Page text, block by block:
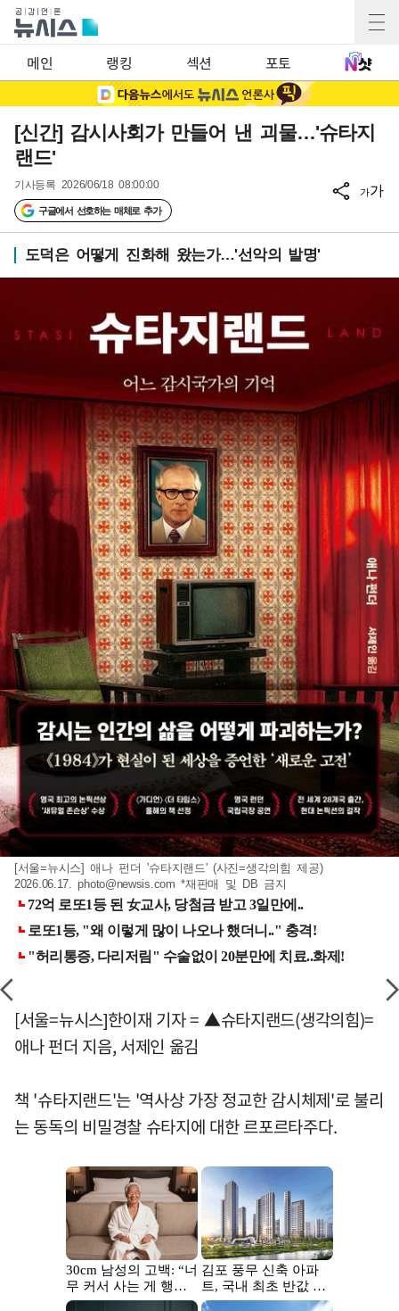
메인 랭킹 섹션 포토
[신간] 감시사회가 만들어 낸 괴물…'슈타지
랜드'
기사등록 2026/06/18 08:00:00
구글에서 선호하는 매체로 추가
가가
도덕은 어떻게 진화해 왔는가…'선악의 발명'
[서울=뉴시스] 애나 펀더 '슈타지랜드' (사진=생각의힘 제공)
2026.06.17.photo@newsis.com *재판매 및 DB 금지
[서울=뉴시스]한이재 기자 = ▲슈타지랜드(생각의힘)=
애나 펀더 지음, 서제인 옮김
책 '슈타지랜드'는 '역사상 가장 정교한 감시체제'로 불리
는 동독의 비밀경찰 슈타지에 대한 르포르타주다.